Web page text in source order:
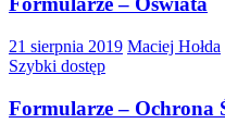
21 sierpnia 2019 Maciej Hołda
Szybki dostęp
Formularze – Ochrona